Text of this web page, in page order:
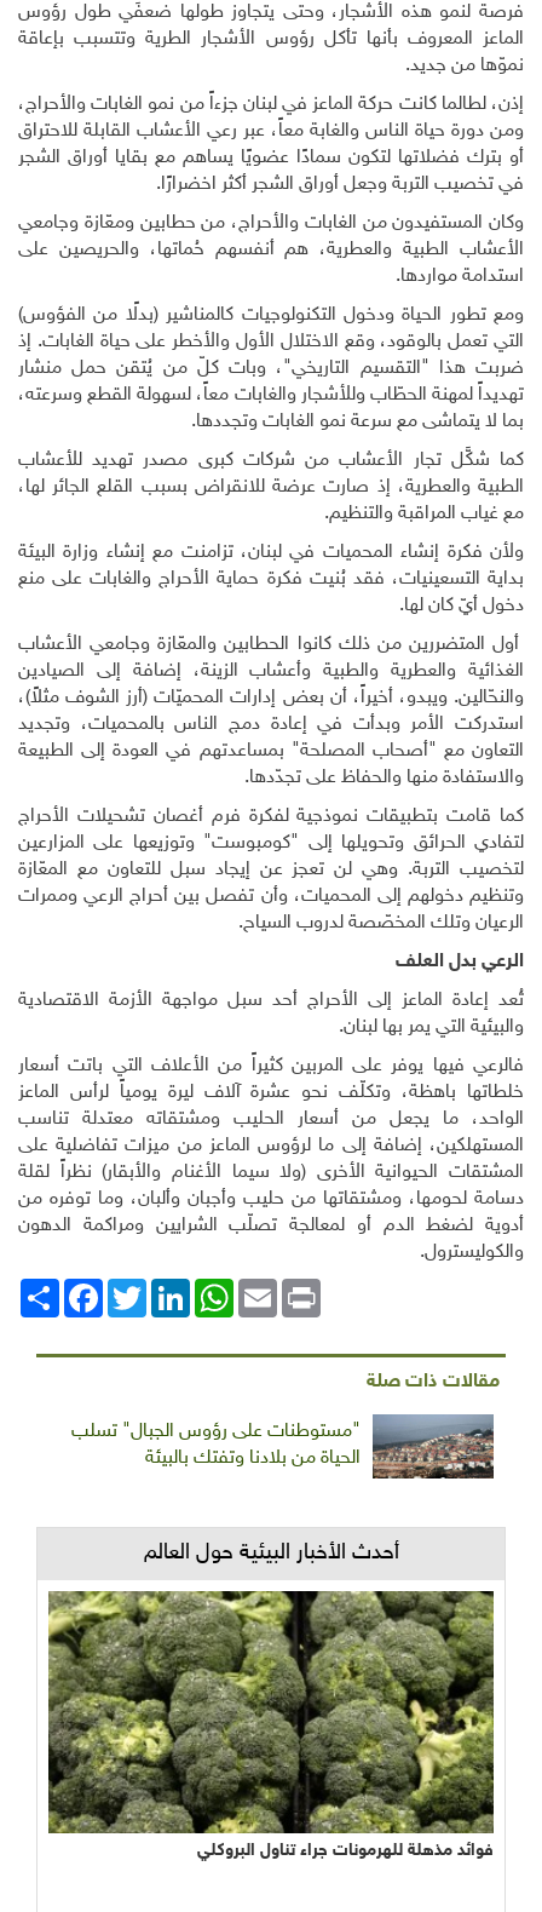
فرصة لنمو هذه الأشجار، وحتى يتجاوز طولها ضعفَي طول رؤوس
الماعز المعروف بأنها تأكل رؤوس الأشجار الطرية وتتسبب بإعاقة
نموّها من جديد.
إذن، لطالما كانت حركة الماعز في لبنان جزءاً من نمو الغابات والأحراج،
ومن دورة حياة الناس والغابة معاً، عبر رعي الأعشاب القابلة للاحتراق
أو بترك فضلاتها لتكون سمادًا عضويًا يساهم مع بقايا أوراق الشجر
في تخصيب التربة وجعل أوراق الشجر أكثر اخضرارًا.
وكان المستفيدون من الغابات والأحراج، من حطابين ومعّازة وجامعي
الأعشاب الطبية والعطرية، هم أنفسهم حُماتها، والحريصين على
استدامة مواردها.
ومع تطور الحياة ودخول التكنولوجيات كالمناشير (بدلًا من الفؤوس)
التي تعمل بالوقود، وقع الاختلال الأول والأخطر على حياة الغابات. إذ
ضربت هذا "التقسيم التاريخي"، وبات كلّ من يُتقن حمل منشار
تهديداً لمهنة الحطّاب وللأشجار والغابات معاً، لسهولة القطع وسرعته،
بما لا يتماشى مع سرعة نمو الغابات وتجددها.
كما شكَّل تجار الأعشاب من شركات كبرى مصدر تهديد للأعشاب
الطبية والعطرية، إذ صارت عرضة للانقراض بسبب القلع الجائر لها،
مع غياب المراقبة والتنظيم.
ولأن فكرة إنشاء المحميات في لبنان، تزامنت مع إنشاء وزارة البيئة
بداية التسعينيات، فقد بُنيت فكرة حماية الأحراج والغابات على منع
دخول أيّ كان لها.
أول المتضررين من ذلك كانوا الحطابين والمعّازة وجامعي الأعشاب
الغذائية والعطرية والطبية وأعشاب الزينة، إضافة إلى الصيادين
والنحّالين. ويبدو، أخيراً، أن بعض إدارات المحميّات (أرز الشوف مثلاً)،
استدركت الأمر وبدأت في إعادة دمج الناس بالمحميات، وتجديد
التعاون مع "أصحاب المصلحة" بمساعدتهم في العودة إلى الطبيعة
والاستفادة منها والحفاظ على تجدّدها.
كما قامت بتطبيقات نموذجية لفكرة فرم أغصان تشحيلات الأحراج
لتفادي الحرائق وتحويلها إلى "كومبوست" وتوزيعها على المزارعين
لتخصيب التربة. وهي لن تعجز عن إيجاد سبل للتعاون مع المعّازة
وتنظيم دخولهم إلى المحميات، وأن تفصل بين أحراج الرعي وممرات
الرعيان وتلك المخصّصة لدروب السياح.
الرعي بدل العلف
تُعد إعادة الماعز إلى الأحراج أحد سبل مواجهة الأزمة الاقتصادية
والبيئية التي يمر بها لبنان.
فالرعي فيها يوفر على المربين كثيراً من الأعلاف التي باتت أسعار
خلطاتها باهظة، وتكلّف نحو عشرة آلاف ليرة يومياً لرأس الماعز
الواحد، ما يجعل من أسعار الحليب ومشتقاته معتدلة تناسب
المستهلكين، إضافة إلى ما لرؤوس الماعز من ميزات تفاضلية على
المشتقات الحيوانية الأخرى (ولا سيما الأغنام والأبقار) نظراً لقلة
دسامة لحومها، ومشتقاتها من حليب وأجبان وألبان، وما توفره من
أدوية لضغط الدم أو لمعالجة تصلّب الشرايين ومراكمة الدهون
والكوليسترول.
انشر
FacebookTwitterLinkedIn
WhatsAppEmail Print
مقالات ذات صلة
"مستوطنات على رؤوس الجبال" تسلب
الحياة من بلادنا وتفتك بالبيئة
أحدث الأخبار البيئية حول العالم
فوائد مذهلة للهرمونات جراء تناول البروكلي